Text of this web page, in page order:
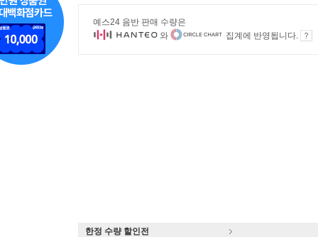
예스24 음반 판매 수량은
와
집계에 반영됩니다.
한정 수량 할인전